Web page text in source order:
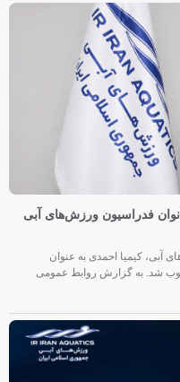
فدراسیون ورزش‌های آبی
کیمیا احمدی به عنوان
شد. به گزارش روابط عمومی